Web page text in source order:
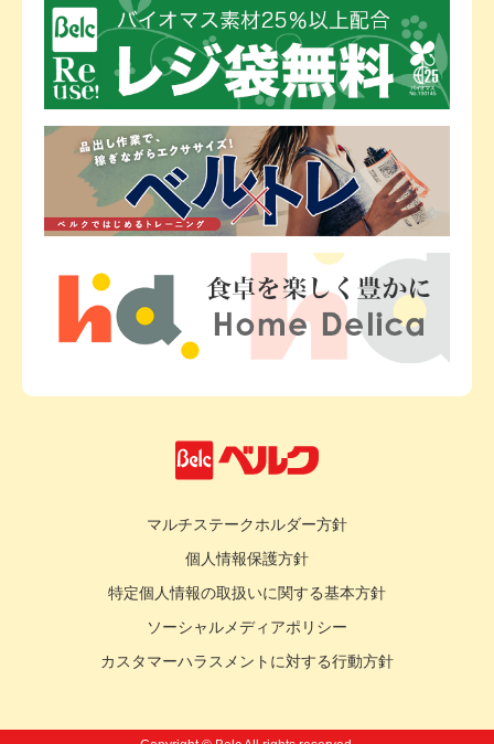
マルチステークホルダー方針
個人情報保護方針
特定個人情報の取扱いに関する基本方針
ソーシャルメディアポリシー
カスタマーハラスメントに対する行動方針